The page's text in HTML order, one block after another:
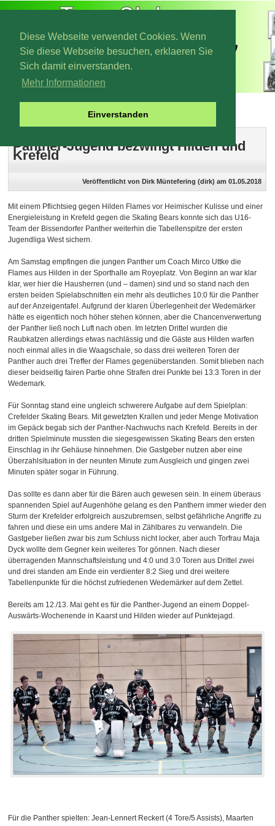
Diese Webseite verwendet Cookies. Wenn
Sie diese Webseite besuchen, erklaeren Sie
Sich damit einverstanden.
Mehr Informationen
Einverstanden
Panther-Jugend bezwingt Hilden und
Krefeld
Veröffentlicht von Dirk Müntefering (dirk) am 01.05.2018
Mit einem Pflichtsieg gegen Hilden Flames vor Heimischer Kulisse und einer
Energieleistung in Krefeld gegen die Skating Bears konnte sich das U16-
Team der Bissendorfer Panther weiterhin die Tabellenspitze der ersten
Jugendliga West sichern.
Am Samstag empfingen die jungen Panther um Coach Mirco Uttke die
Flames aus Hilden in der Sporthalle am Royeplatz. Von Beginn an war klar
klar, wer hier die Hausherren (und – damen) sind und so stand nach den
ersten beiden Spielabschnitten ein mehr als deutliches 10:0 für die Panther
auf der Anzeigentafel. Aufgrund der klaren Überlegenheit der Wedemärker
hätte es eigentlich noch höher stehen können, aber die Chancenverwertung
der Panther ließ noch Luft nach oben. Im letzten Drittel wurden die
Raubkatzen allerdings etwas nachlässig und die Gäste aus Hilden warfen
noch einmal alles in die Waagschale, so dass drei weiteren Toren der
Panther auch drei Treffer der Flames gegenüberstanden. Somit blieben nach
dieser beidseitig fairen Partie ohne Strafen drei Punkte bei 13:3 Toren in der
Wedemark.
Für Sonntag stand eine ungleich schwerere Aufgabe auf dem Spielplan:
Crefelder Skating Bears. Mit gewetzten Krallen und jeder Menge Motivation
im Gepäck begab sich der Panther-Nachwuchs nach Krefeld. Bereits in der
dritten Spielminute mussten die siegesgewissen Skating Bears den ersten
Einschlag in ihr Gehäuse hinnehmen. Die Gastgeber nutzen aber eine
Überzahlsituation in der neunten Minute zum Ausgleich und gingen zwei
Minuten später sogar in Führung.
Das sollte es dann aber für die Bären auch gewesen sein. In einem überaus
spannenden Spiel auf Augenhöhe gelang es den Panthern immer wieder den
Sturm der Krefelder erfolgreich auszubremsen, selbst gefährliche Angriffe zu
fahren und diese ein ums andere Mal in Zählbares zu verwandeln. Die
Gastgeber ließen zwar bis zum Schluss nicht locker, aber auch Torfrau Maja
Dyck wollte dem Gegner kein weiteres Tor gönnen. Nach dieser
überragenden Mannschaftsleistung und 4:0 und 3:0 Toren aus Drittel zwei
und drei standen am Ende ein verdienter 8:2 Sieg und drei weitere
Tabellenpunkte für die höchst zufriedenen Wedemärker auf dem Zettel.
Bereits am 12./13. Mai geht es für die Panther-Jugend an einem Doppel-
Auswärts-Wochenende in Kaarst und Hilden wieder auf Punktejagd.
Für die Panther spielten: Jean-Lennert Reckert (4 Tore/5 Assists), Maarten